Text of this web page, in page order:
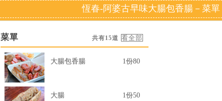
恆春-阿婆古早味大腸包香腸－菜單
菜單 共有15道
大腸包香腸 1份80
大腸 1份50